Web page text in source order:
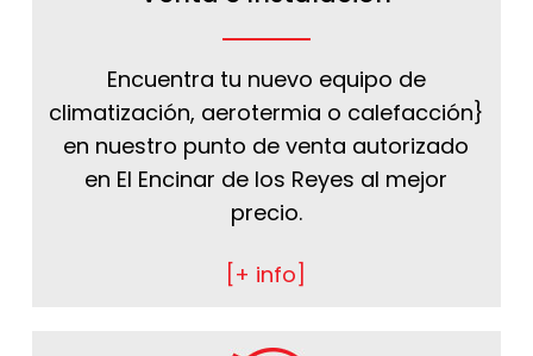
Encuentra tu nuevo equipo de
climatización, aerotermia o calefacción}
en nuestro punto de venta autorizado
en El Encinar de los Reyes al mejor
precio.
[+ info]